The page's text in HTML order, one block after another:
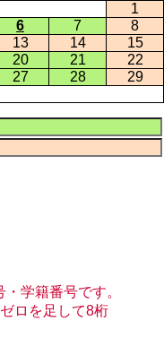
1
6 7
8
13 14
15
20 21
22
27 28
29
学籍番号です。
ロを足して8桁